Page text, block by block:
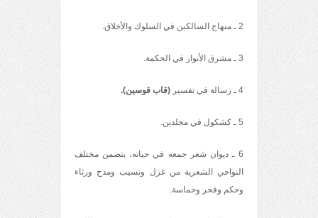
2 ـ منهاج السالكين في السلوك والأخلاق.
3 ـ مشرق الأنوار في الحكمة.
4 ـ رسالة في تفسير (قاب قوسين).
5 ـ كشكول في مجلدين.
6 ـ ديوان شعر جمعه في حياته، يتضمن مختلف
النواحي الشعرية من غزل ونسيب ومدح ورثاء
وحكم وفخر وحماسة.